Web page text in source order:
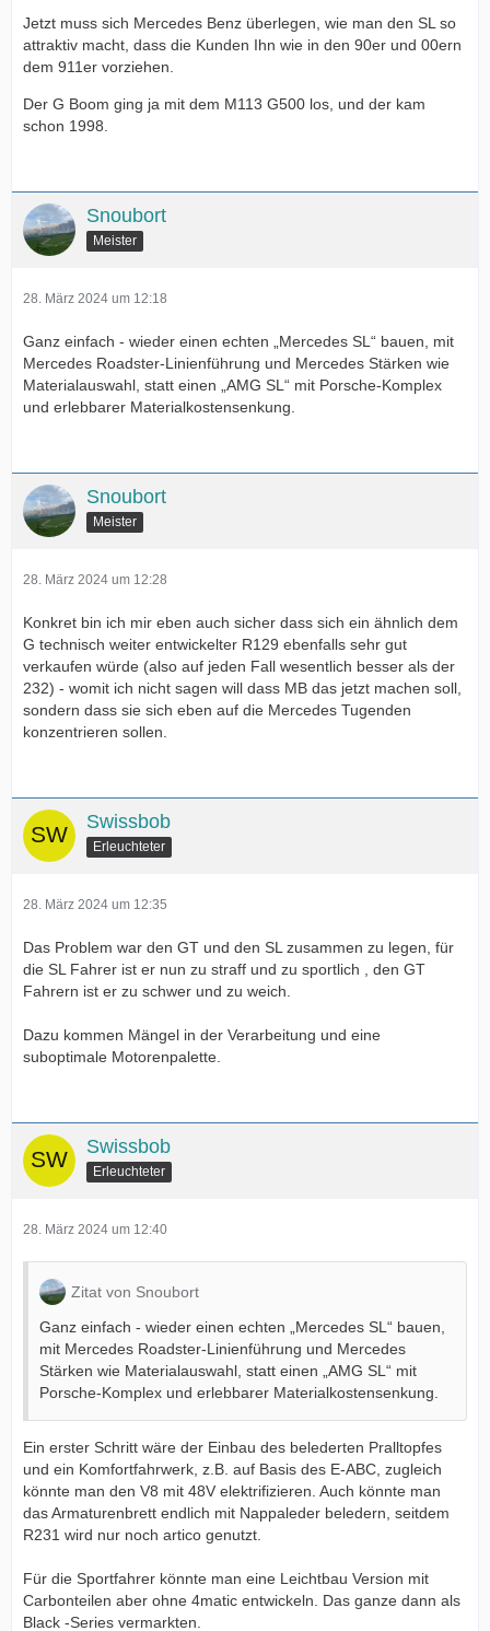
Jetzt muss sich Mercedes Benz überlegen, wie man den SL so
attraktiv macht, dass die Kunden Ihn wie in den 90er und 00ern
dem 911er vorziehen.
Der G Boom ging ja mit dem M113 G500 los, und der kam
schon 1998.
Snoubort
Meister
28. März 2024 um 12:18
Ganz einfach - wieder einen echten „Mercedes SL“ bauen, mit
Mercedes Roadster-Linienführung und Mercedes Stärken wie
Materialauswahl, statt einen „AMG SL“ mit Porsche-Komplex
und erlebbarer Materialkostensenkung.
Snoubort
Meister
28. März 2024 um 12:28
Konkret bin ich mir eben auch sicher dass sich ein ähnlich dem
G technisch weiter entwickelter R129 ebenfalls sehr gut
verkaufen würde (also auf jeden Fall wesentlich besser als der
232) - womit ich nicht sagen will dass MB das jetzt machen soll,
sondern dass sie sich eben auf die Mercedes Tugenden
konzentrieren sollen.
Swissbob
Erleuchteter
28. März 2024 um 12:35
Das Problem war den GT und den SL zusammen zu legen, für
die SL Fahrer ist er nun zu straff und zu sportlich , den GT
Fahrern ist er zu schwer und zu weich.
Dazu kommen Mängel in der Verarbeitung und eine
suboptimale Motorenpalette.
Swissbob
Erleuchteter
28. März 2024 um 12:40
Zitat von Snoubort
Ganz einfach - wieder einen echten „Mercedes SL“ bauen,
mit Mercedes Roadster-Linienführung und Mercedes
Stärken wie Materialauswahl, statt einen „AMG SL“ mit
Porsche-Komplex und erlebbarer Materialkostensenkung.
Ein erster Schritt wäre der Einbau des belederten Pralltopfes
und ein Komfortfahrwerk, z.B. auf Basis des E-ABC, zugleich
könnte man den V8 mit 48V elektrifizieren. Auch könnte man
das Armaturenbrett endlich mit Nappaleder beledern, seitdem
R231 wird nur noch artico genutzt.
Für die Sportfahrer könnte man eine Leichtbau Version mit
Carbonteilen aber ohne 4matic entwickeln. Das ganze dann als
Black -Series vermarkten.